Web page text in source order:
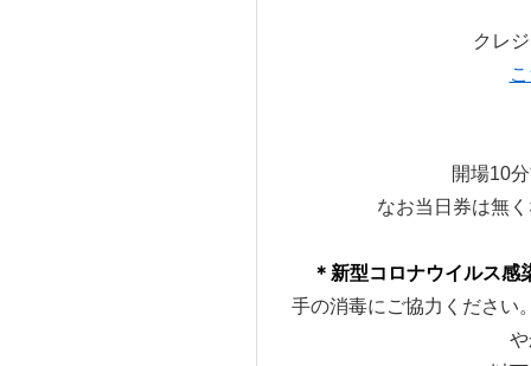
クレ
開場10
なお当日券は無
＊新型コロナウイルス
手の消毒にご協力ください